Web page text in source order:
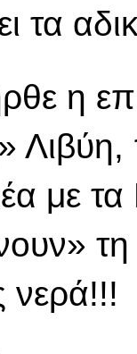
τα
η
με τα
νερά!!!